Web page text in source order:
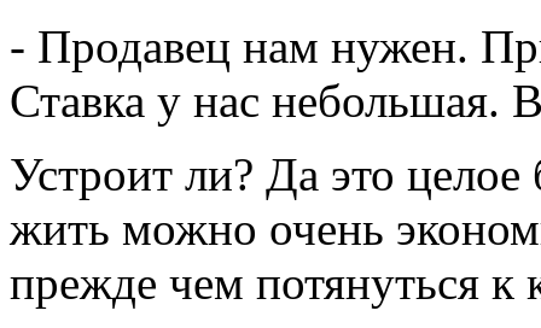
- Продавец нам нужен.
Ставка у нас небольшая.
Устроит ли? Да это целое
жить можно очень
прежде чем потянуться к